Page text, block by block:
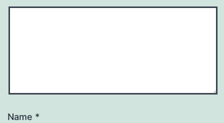
Name *